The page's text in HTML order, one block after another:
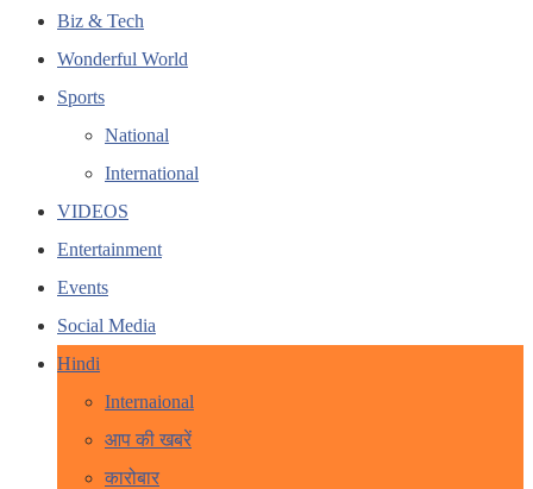
Biz & Tech
Wonderful World
Sports
National
International
VIDEOS
Entertainment
Events
Social Media
Hindi
Internaional
आप की खबरें
कारोबार